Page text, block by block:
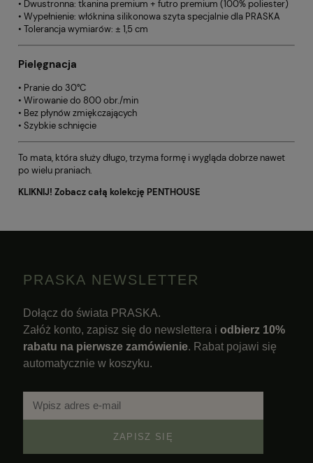
• Dwustronna: tkanina premium + futro premium (100% poliester)
• Wypełnienie: włóknina silikonowa szyta specjalnie dla PRASKA
• Tolerancja wymiarów: ± 1,5 cm
Pielęgnacja
• Pranie do 30°C
• Wirowanie do 800 obr./min
• Bez płynów zmiękczających
• Szybkie schnięcie
To mata, która służy długo, trzyma formę i wygląda dobrze nawet
po wielu praniach.
KLIKNIJ! Zobacz całą kolekcję PENTHOUSE
PRASKA NEWSLETTER
Dołącz do świata PRASKA.
Załóż konto, zapisz się do newslettera i odbierz 10%
rabatu na pierwsze zamówienie. Rabat pojawi się
automatycznie w koszyku.
ZAPISZ SIĘ